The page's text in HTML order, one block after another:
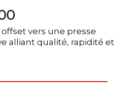
vers une presse
alliant qualité, rapidité et